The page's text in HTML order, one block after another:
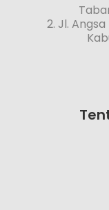
2. Jl.